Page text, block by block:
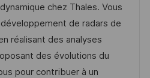
g
o
r
í
a
chez Thales. Vous
de radars de
réalisant des analyses
des évolutions du
pour contribuer à un